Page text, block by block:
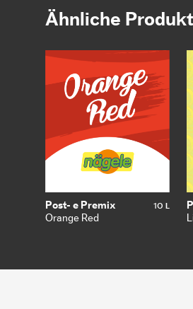
Ähnliche
Post- e Premix 10
Orange Red